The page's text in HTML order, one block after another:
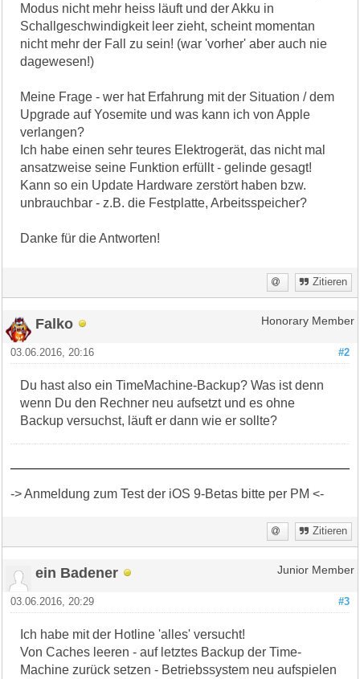
Modus nicht mehr heiss läuft und der Akku in
Schallgeschwindigkeit leer zieht, scheint momentan
nicht mehr der Fall zu sein! (war 'vorher' aber auch nie
dagewesen!)
Meine Frage - wer hat Erfahrung mit der Situation / dem
Upgrade auf Yosemite und was kann ich von Apple
verlangen?
Ich habe einen sehr teures Elektrogerät, das nicht mal
ansatzweise seine Funktion erfüllt - gelinde gesagt!
Kann so ein Update Hardware zerstört haben bzw.
unbrauchbar - z.B. die Festplatte, Arbeitsspeicher?
Danke für die Antworten!
Zitieren
Falko Honorary Member
#2
03.06.2016, 20:16
Du hast also ein TimeMachine-Backup? Was ist denn
wenn Du den Rechner neu aufsetzt und es ohne
Backup versuchst, läuft er dann wie er sollte?
-> Anmeldung zum Test der iOS 9-Betas bitte per PM <-
Zitieren
ein Badener Junior Member
#3
03.06.2016, 20:29
Ich habe mit der Hotline 'alles' versucht!
Von Caches leeren - auf letztes Backup der Time-
Machine zurück setzen - Betriebssystem neu aufspielen